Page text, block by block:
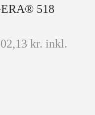
518
kr. inkl.